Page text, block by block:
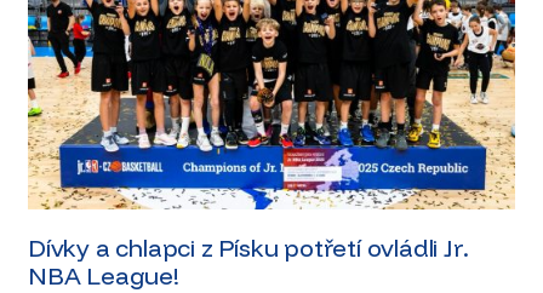
Dívky a chlapci z Písku potřetí ovládli Jr.
NBA League!